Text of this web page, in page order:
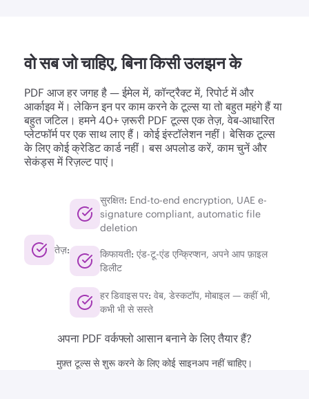
वो सब जो चाहिए, बिना किसी उलझन के
PDF आज हर जगह है — ईमेल में, कॉन्ट्रैक्ट में, रिपोर्ट में और
आर्काइव में। लेकिन इन पर काम करने के टूल्स या तो बहुत महंगे हैं या
बहुत जटिल। हमने 40+ ज़रूरी PDF टूल्स एक तेज़, वेब-आधारित
प्लेटफॉर्म पर एक साथ लाए हैं। कोई इंस्टॉलेशन नहीं। बेसिक टूल्स
के लिए कोई क्रेडिट कार्ड नहीं। बस अपलोड करें, काम चुनें और
सेकंड्स में रिज़ल्ट पाएं।
तेज़:
सुरक्षित: End-to-end encryption, UAE e-
signature compliant, automatic file
deletion
किफायती: एंड-टू-एंड एन्क्रिप्शन, अपने आप फ़ाइल
डिलीट
हर डिवाइस पर: वेब, डेस्कटॉप, मोबाइल — कहीं भी,
कभी भी से सस्ते
अपना PDF वर्कफ्लो आसान बनाने के लिए तैयार हैं?
मुफ़्त टूल्स से शुरू करने के लिए कोई साइनअप नहीं चाहिए।